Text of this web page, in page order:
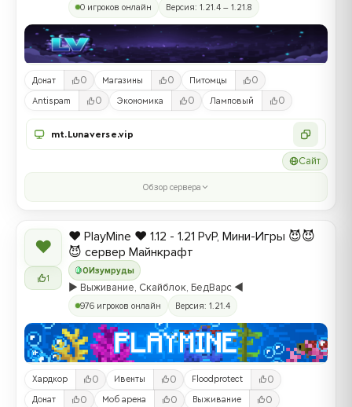
0 игроков онлайн Версия: 1.21.4 – 1.21.8
Донат 0 Магазины 0 Питомцы 0
Antispam 0 Экономика 0 Ламповый 0
mt.Lunaverse.vip
Сайт
Обзор сервера
❤
1
0Изумруды
❤️ PlayMine ❤️ 1.12 - 1.21 PvP, Мини-Игры 😈😈
😈 сервер Майнкрафт
▶️ Выживание, Скайблок, БедВарс ◀️
976 игроков онлайн Версия: 1.21.4
Хардкор 0 Ивенты 0 Floodprotect 0
Донат 0 Моб арена 0 Выживание 0